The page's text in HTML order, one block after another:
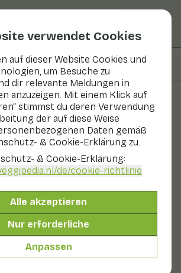
verwendet Cookies
auf dieser Website Cookies und
um Besuche zu
dir relevante Meldungen in
anzuzeigen. Mit einem Klick auf
stimmst du deren Verwendung
der auf diese Weise
Daten gemäß
& Cookie-Erklärung zu.
& Cookie-Erklärung:
/de/cookie-richtlinie
Alle akzeptieren
Nur erforderliche
Anpassen
Zubereiten & Aufbewahren
Kühlschrank
Zitrus beschrieben. Die Blätter
mit einem größeren und einem
Produkt wird häufig in der
verwendet. Das Blatt hat einen
Duft. Das Blatt gilt als
Entzündungen lindern.